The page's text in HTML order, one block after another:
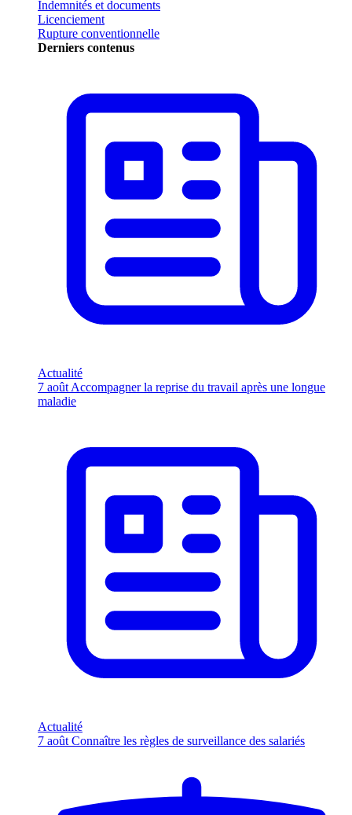
Indemnités et documents
Licenciement
Rupture conventionnelle
Derniers contenus
Actualité
7 août Accompagner la reprise du travail après une longue
maladie
Actualité
7 août Connaître les règles de surveillance des salariés